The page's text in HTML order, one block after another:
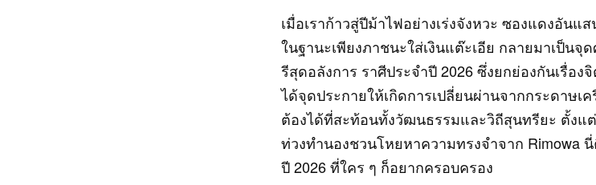
เมื่อเราก้าวสู่ปีม้าไฟอย่างเร่งจังหวะ ซองแดงอัน
ในฐานะเพียงภาชนะใส่เงินแต๊ะเอีย กลายมาเป็น
รีสุดอลังการ ราศีประจำปี 2026 ซึ่งยกย่องกันเรื่อ
ได้จุดประกายให้เกิดการเปลี่ยนผ่านจากกระดาษเ
ต้องได้ที่สะท้อนทั้งวัฒนธรรมและวิถีสุนทรียะ ตั้งแ
ท่วงทำนองชวนโหยหาความทรงจำจาก Rimowa
ปี 2026 ที่ใคร ๆ ก็อยากครอบครอง